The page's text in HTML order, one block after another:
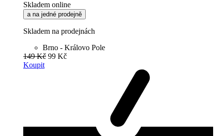
Skladem online
a na jedné prodejně
Skladem na prodejnách
Brno - Královo Pole
149 Kč 99 Kč
Koupit